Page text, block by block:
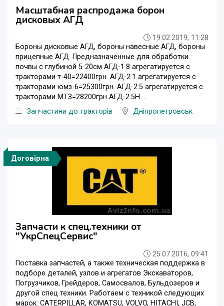
Масштабная распродажа борон
дисковых АГД
19.02.2019, 11:28
Бороны дисковые АГД, бороны навесные АГД, бороны
прицепные АГД. Предназначенные для обработки
почвы с глубиной 5-20см АГД-1.8 агрегатируется с
тракторами т-40=22400грн. АГД-2.1 агрегатируется с
тракторами юмз-6=25300грн. АГД-2.5 агрегатируется с
тракторами МТЗ=28200грн АГД-2.5Н ...
Запчастини до тракторів
Дніпропетровськ
Договірна
Запчасти к спец.техники от
"УкрСпецСервис"
25.07.2016, 09:41
Поставка запчастей, а также техническая поддержка в
подборе деталей, узлов и агрегатов Экскаваторов,
Погрузчиков, Грейдеров, Самосвалов, Бульдозеров и
другой спец техники. Работаем с техникой следующих
марок: CATERPILLAR, KOMATSU, VOLVO, HITACHI, JCB,